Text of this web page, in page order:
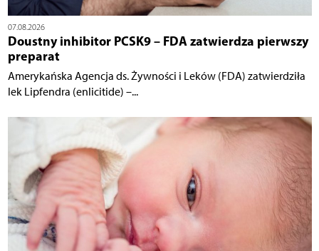
07.08.2026
Doustny inhibitor PCSK9 – FDA zatwierdza pierwszy
preparat
Amerykańska Agencja ds. Żywności i Leków (FDA) zatwierdziła
lek Lipfendra (enlicitide) –...